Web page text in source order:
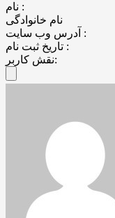
نام :
نام خانوادگی
آدرس وب سایت :
تاریخ ثبت نام :
نقش کاربر: